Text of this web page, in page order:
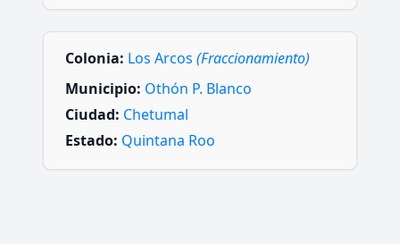
Colonia: Los Arcos (Fraccionamiento)
Municipio: Othón P. Blanco
Ciudad: Chetumal
Estado: Quintana Roo